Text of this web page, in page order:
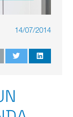
14/07/2014